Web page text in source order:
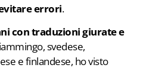
errori.
contraduzioni giurate e
svedese,
e finlandese, ho visto